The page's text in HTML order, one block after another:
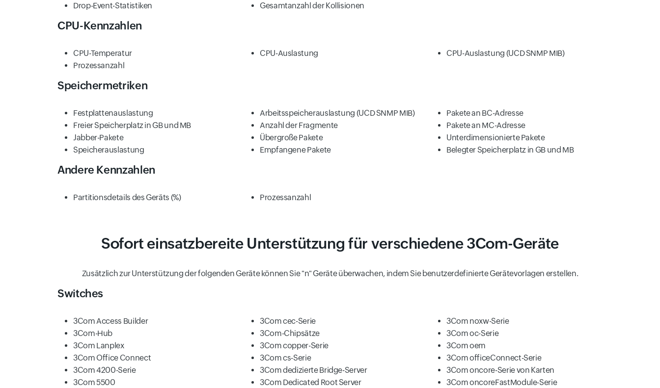
Drop-Event-Statistiken Gesamtanzahl der Kollisionen
CPU-Kennzahlen
CPU-Temperatur
Prozessanzahl
CPU-Auslastung CPU-Auslastung (UCD SNMP MIB)
Speichermetriken
Festplattenauslastung
Freier Speicherplatz in GB und MB
Jabber-Pakete
Speicherauslastung
Arbeitsspeicherauslastung (UCD SNMP MIB)
Anzahl der Fragmente
Übergroße Pakete
Empfangene Pakete
Pakete an BC-Adresse
Pakete an MC-Adresse
Unterdimensionierte Pakete
Belegter Speicherplatz in GB und MB
Andere Kennzahlen
Partitionsdetails des Geräts (%) Prozessanzahl
Sofort einsatzbereite Unterstützung für verschiedene 3Com-Geräte
Zusätzlich zur Unterstützung der folgenden Geräte können Sie "n" Geräte überwachen, indem Sie benutzerdefinierte Gerätevorlagen erstellen.
Switches
3Com Access Builder
3Com-Hub
3Com Lanplex
3Com Office Connect
3Com 4200-Serie
3Com 5500
3Com cec-Serie
3Com-Chipsätze
3Com copper-Serie
3Com cs-Serie
3Com dedizierte Bridge-Server
3Com Dedicated Root Server
3Com noxw-Serie
3Com oc-Serie
3Com oem
3Com officeConnect-Serie
3Com oncore-Serie von Karten
3Com oncoreFastModule-Serie